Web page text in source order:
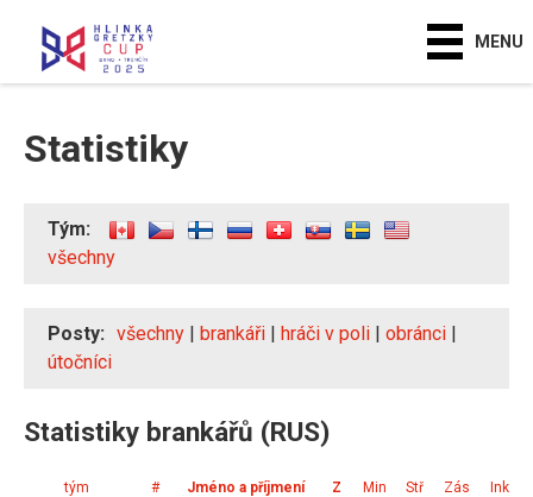
MENU
Statistiky
Tým:
všechny
Posty: všechny | brankáři | hráči v poli | obránci |
útočníci
Statistiky brankářů (RUS)
tým # Jméno a příjmení Z Min Stř Zás Ink